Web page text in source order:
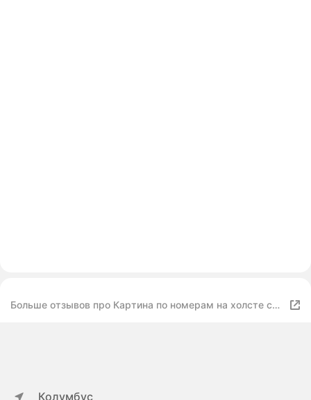
Больше отзывов про Картина по номерам на холсте с
Колумбус